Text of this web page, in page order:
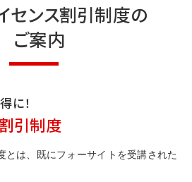
センス割引制度の
ご案内
に！
引制度
とは、既にフォーサイトを受講された